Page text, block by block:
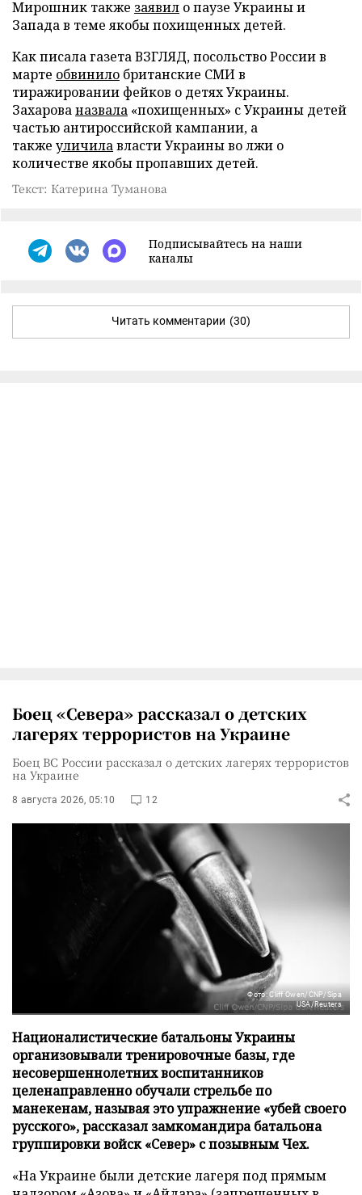
Мирошник также заявил о паузе Украины и
Запада в теме якобы похищенных детей.
Как писала газета ВЗГЛЯД, посольство России в
марте обвинило британские СМИ в
тиражировании фейков о детях Украины.
Захарованазвала «похищенных» с Украины детей
частью антироссийской кампании, а
также уличилавласти Украины во лжи о
количестве якобы пропавших детей.
Текст: Катерина Туманова
Подписывайтесь на наши
каналы
Читать комментарии (30)
Боец «Севера» рассказал о детских
лагерях террористов на Украине
Боец ВС России рассказал о детских лагерях террористов
на Украине
8 августа 2026, 05:10 12
Фото: Cliff Owen/CNP/Sipa
USA/Reuters
Националистические батальоны Украины
организовывали тренировочные базы, где
несовершеннолетних воспитанников
целенаправленно обучали стрельбе по
манекенам, называя это упражнение «убей своего
русского», рассказал замкомандира батальона
группировки войск «Север» с позывным Чех.
«На Украине были детские лагеря под прямым